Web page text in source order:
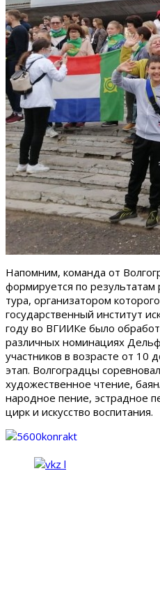
Напомним, команда от
формируется по результатам
тура, организатором
государственный институт
году во ВГИИКе было
различных номинациях
участников в возрасте от
этап. Волгоградцы
художественное чтение,
народное пение, эстрадное
цирк и искусство воспитания.